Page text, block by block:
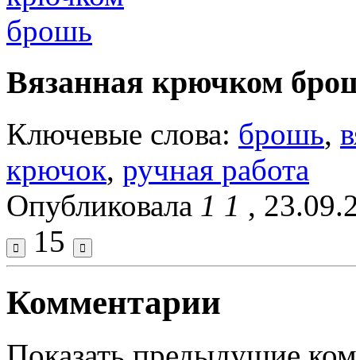
Вязанная крючком
Ключевые слова: брошь,
крючок, ручная работа
Опубликовала 1 1 ,
15
Комментарии